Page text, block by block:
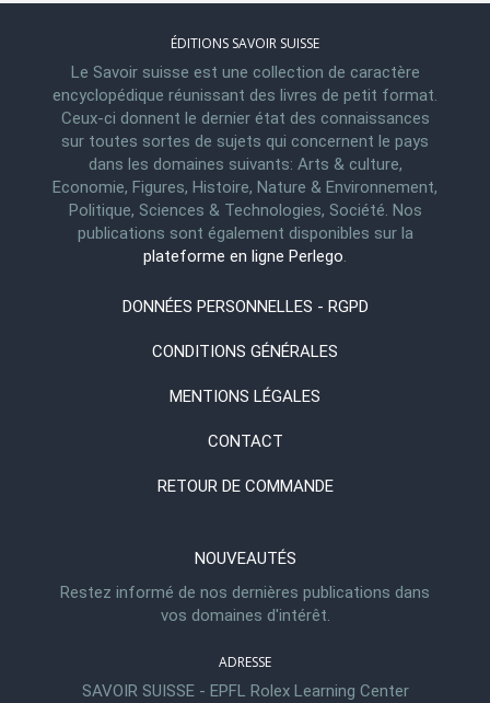
ÉDITIONS SAVOIR SUISSE
Le Savoir suisse est une collection de caractère
encyclopédique réunissant des livres de petit format.
Ceux-ci donnent le dernier état des connaissances
sur toutes sortes de sujets qui concernent le pays
dans les domaines suivants: Arts & culture,
Economie, Figures, Histoire, Nature & Environnement,
Politique, Sciences & Technologies, Société. Nos
publications sont également disponibles sur la
plateforme en ligne Perlego.
DONNÉES PERSONNELLES - RGPD
CONDITIONS GÉNÉRALES
MENTIONS LÉGALES
CONTACT
RETOUR DE COMMANDE
NOUVEAUTÉS
Restez informé de nos dernières publications dans
vos domaines d'intérêt.
ADRESSE
SAVOIR SUISSE - EPFL Rolex Learning Center